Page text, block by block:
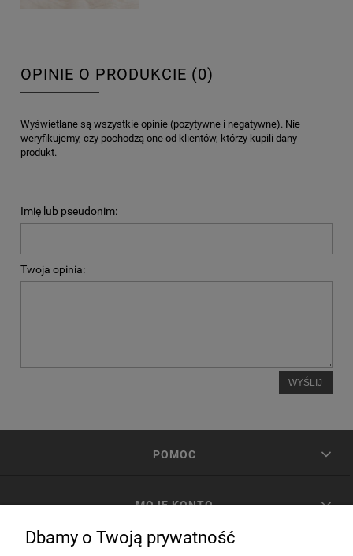
OPINIE O PRODUKCIE (0)
Wyświetlane są wszystkie opinie (pozytywne i negatywne). Nie
weryfikujemy, czy pochodzą one od klientów, którzy kupili dany
produkt.
Imię lub pseudonim:
Twoja opinia:
WYŚLIJ
POMOC
MOJE KONTO
Dbamy o Twoją prywatność